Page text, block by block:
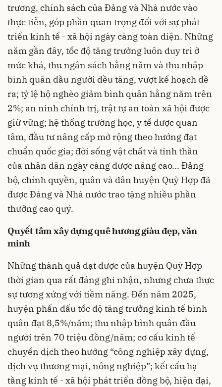
trương, chính sách của Đảng và Nhà nước vào
thực tiễn, góp phần quan trọng đối với sự phát
triển kinh tế - xã hội ngày càng toàn diện. Những
năm gần đây, tốc độ tăng trưởng luôn duy trì ở
mức khá, thu ngân sách hằng năm và thu nhập
bình quân đầu người đều tăng, vượt kế hoạch đề
ra; tỷ lệ hộ nghèo giảm bình quân hằng năm trên
2%; an ninh chính trị, trật tự an toàn xã hội được
giữ vững; hệ thống trường học, y tế được quan
tâm, đầu tư nâng cấp mở rộng theo hướng đạt
chuẩn quốc gia; đời sống vật chất và tinh thần
của nhân dân ngày càng được nâng cao... Đảng
bộ, chính quyền, quân và dân huyện Quỳ Hợp đã
được Đảng và Nhà nước trao tặng nhiều phần
thưởng cao quý.
Quyết tâm xây dựng quê hương giàu đẹp, văn
minh
Những thành quả đạt được của huyện Quỳ Hợp
thời gian qua rất đáng ghi nhận, nhưng chưa thực
sự tương xứng với tiềm năng. Đến năm 2025,
huyện phấn đấu tốc độ tăng trưởng kinh tế bình
quân đạt 8,5%/năm; thu nhập bình quân đầu
người trên 70 triệu đồng/năm; cơ cấu kinh tế
chuyển dịch theo hướng “công nghiệp xây dựng,
dịch vụ thương mại, nông nghiệp”; kết cấu hạ
tầng kinh tế - xã hội phát triển đồng bộ, hiện đại,